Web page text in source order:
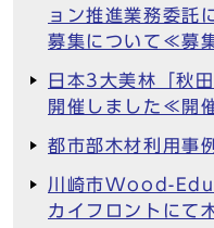
ョン推進業務委託
募集について≪募
日本3大美林「秋
開催しました≪開
都市部木材利用事
川崎市Wood-
カイフロントにて